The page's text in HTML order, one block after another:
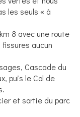
les seuls « à
8 avec une route
aucun
Cascade du
puis le Col de
et sortie du parc